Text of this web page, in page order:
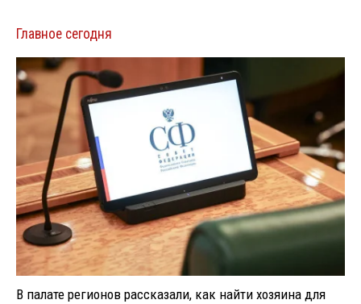
Главное сегодня
В палате регионов рассказали, как найти хозяина для